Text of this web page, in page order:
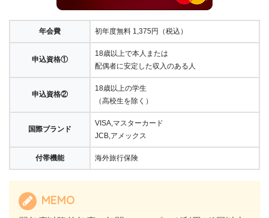
年会費 初年度無料 1,375円（税込）
申込資格①
18歳以上で本人または
配偶者に安定した収入のある人
申込資格②
18歳以上の学生
（高校生を除く）
国際ブランド
VISA,マスターカード
JCB,アメックス
付帯機能 海外旅行保険
MEMO